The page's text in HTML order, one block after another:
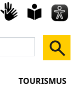
TOURISMUS